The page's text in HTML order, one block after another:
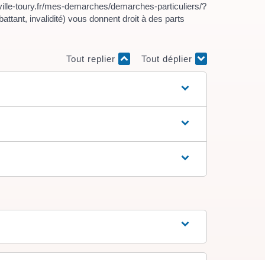
toury.fr/mes-demarches/demarches-particuliers/?
invalidité) vous donnent droit à des parts
Tout replier Tout déplier